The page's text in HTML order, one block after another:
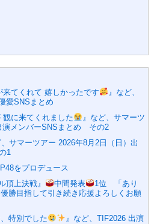
来てくれて 嬉しかったです
』など、
愛SNSまとめ
観に来てくれました
』など、サマーツ
演メンバーSNSまとめ その2
サマーツアー 2026年8月2日（日）出
1
をプロデュース
頂上決戦』
中間発表
1位 「あり
優勝目指して引き続き応援よろしくお願
特別でした
』など、TIF2026 出演